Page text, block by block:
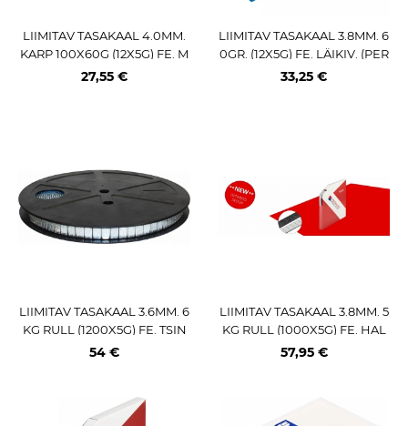
LIIMITAV TASAKAAL 4.0MM.
KARP 100X60G (12X5G) FE. M
UST (ECO)
27,55 €
LIIMITAV TASAKAAL 3.8MM. 6
0GR. (12X5G) FE. LÄIKIV. (PER
FECT EQUIPMENT 397FL)
33,25 €
LIIMITAV TASAKAAL 3.6MM. 6
KG RULL (1200X5G) FE. TSIN
GITUD. (ITALMATIC) FL
54 €
LIIMITAV TASAKAAL 3.8MM. 5
KG RULL (1000X5G) FE. HAL
L. SPEEDLINER TEIP. 355 2.0
57,95 €